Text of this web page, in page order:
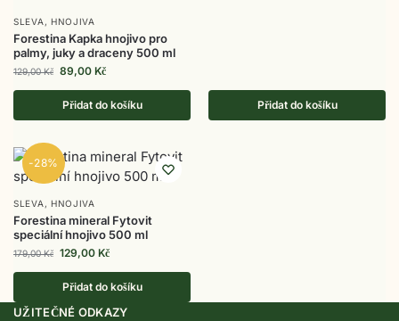
SLEVA, HNOJIVA
Forestina Kapka hnojivo pro
palmy, juky a draceny 500 ml
129,00Kč 89,00 Kč
Přidat do košíku Přidat do košíku
-28%
SLEVA, HNOJIVA
Forestina mineral Fytovit
speciální hnojivo 500 ml
179,00Kč 129,00 Kč
Přidat do košíku
UŽITEČNÉ ODKAZY